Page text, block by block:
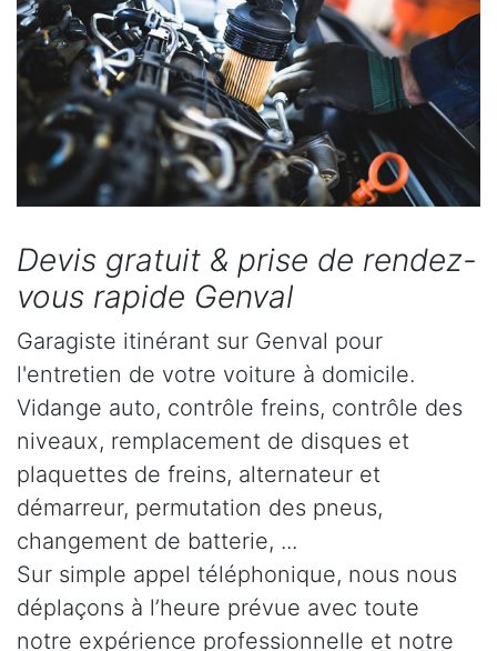
Devis gratuit & prise de rendez-
vous rapide Genval
Garagiste itinérant sur Genval pour
l'entretien de votre voiture à domicile.
Vidange auto, contrôle freins, contrôle des
niveaux, remplacement de disques et
plaquettes de freins, alternateur et
démarreur, permutation des pneus,
changement de batterie, ...
Sur simple appel téléphonique, nous nous
déplaçons à l’heure prévue avec toute
notre expérience professionnelle et notre